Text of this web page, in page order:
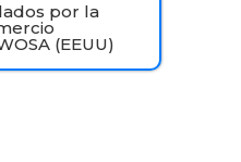
por la
(EEUU)